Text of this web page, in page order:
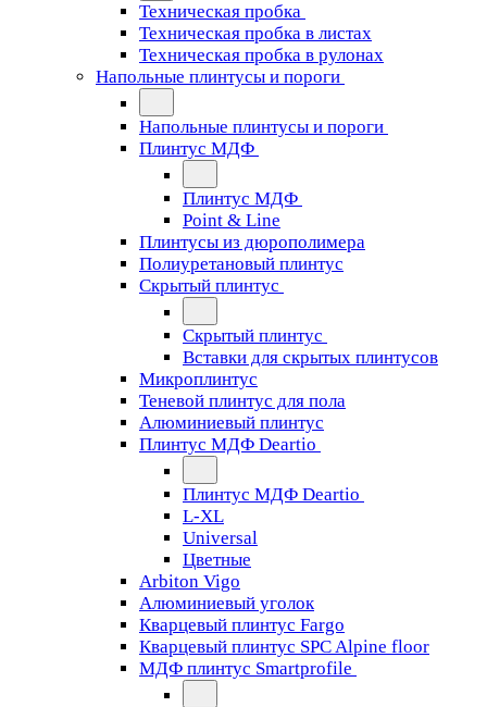
Техническая пробка
Техническая пробка в листах
Техническая пробка в рулонах
Напольные плинтусы и пороги
Напольные плинтусы и пороги
Плинтус МДФ
Плинтус МДФ
Point & Line
Плинтусы из дюрополимера
Полиуретановый плинтус
Скрытый плинтус
Скрытый плинтус
Вставки для скрытых плинтусов
Микроплинтус
Теневой плинтус для пола
Алюминиевый плинтус
Плинтус МДФ Deartio
Плинтус МДФ Deartio
L-XL
Universal
Цветные
Arbiton Vigo
Алюминиевый уголок
Кварцевый плинтус Fargo
Кварцевый плинтус SPC Alpine floor
МДФ плинтус Smartprofile